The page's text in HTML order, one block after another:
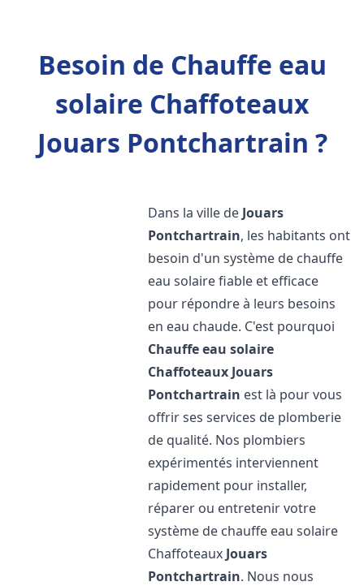
Besoin de Chauffe eau
solaire Chaffoteaux
Jouars Pontchartrain ?
Dans la ville de Jouars
Pontchartrain, les habitants ont
besoin d'un système de chauffe
eau solaire fiable et efficace
pour répondre à leurs besoins
en eau chaude. C'est pourquoi
Chauffe eau solaire
Chaffoteaux Jouars
Pontchartrain est là pour vous
offrir ses services de plomberie
de qualité. Nos plombiers
expérimentés interviennent
rapidement pour installer,
réparer ou entretenir votre
système de chauffe eau solaire
Chaffoteaux Jouars
Pontchartrain. Nous nous